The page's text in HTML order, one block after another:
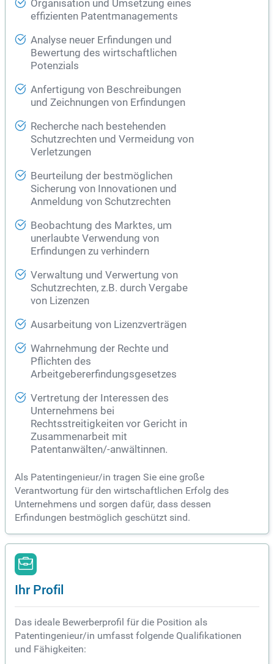
Organisation und Umsetzung eines
effizienten Patentmanagements
Analyse neuer Erfindungen und
Bewertung des wirtschaftlichen
Potenzials
Anfertigung von Beschreibungen
und Zeichnungen von Erfindungen
Recherche nach bestehenden
Schutzrechten und Vermeidung von
Verletzungen
Beurteilung der bestmöglichen
Sicherung von Innovationen und
Anmeldung von Schutzrechten
Beobachtung des Marktes, um
unerlaubte Verwendung von
Erfindungen zu verhindern
Verwaltung und Verwertung von
Schutzrechten, z.B. durch Vergabe
von Lizenzen
Ausarbeitung von Lizenzverträgen
Wahrnehmung der Rechte und
Pflichten des
Arbeitgebererfindungsgesetzes
Vertretung der Interessen des
Unternehmens bei
Rechtsstreitigkeiten vor Gericht in
Zusammenarbeit mit
Patentanwälten/-anwältinnen.
Als Patentingenieur/in tragen Sie eine große
Verantwortung für den wirtschaftlichen Erfolg des
Unternehmens und sorgen dafür, dass dessen
Erfindungen bestmöglich geschützt sind.
Ihr Profil
Das ideale Bewerberprofil für die Position als
Patentingenieur/in umfasst folgende Qualifikationen
und Fähigkeiten: